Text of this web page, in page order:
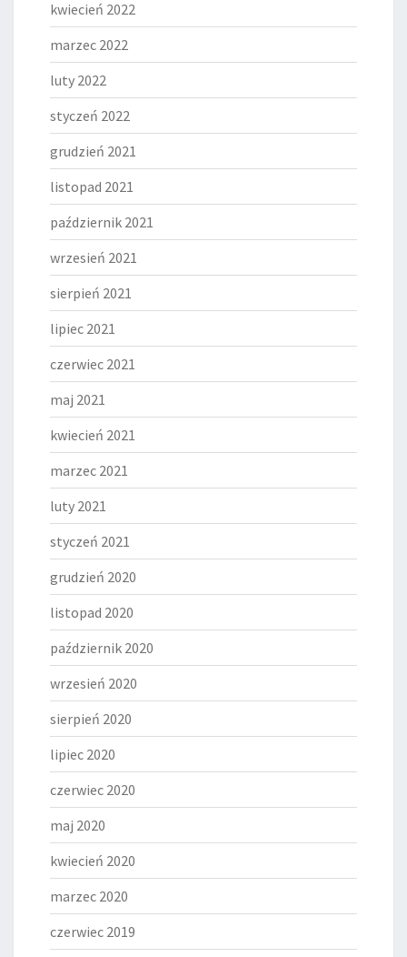
kwiecień 2022
marzec 2022
luty 2022
styczeń 2022
grudzień 2021
listopad 2021
październik 2021
wrzesień 2021
sierpień 2021
lipiec 2021
czerwiec 2021
maj 2021
kwiecień 2021
marzec 2021
luty 2021
styczeń 2021
grudzień 2020
listopad 2020
październik 2020
wrzesień 2020
sierpień 2020
lipiec 2020
czerwiec 2020
maj 2020
kwiecień 2020
marzec 2020
czerwiec 2019